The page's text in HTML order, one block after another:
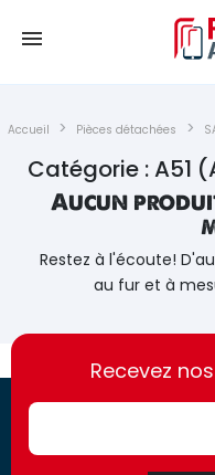
Accueil Pièces détachées
Catégorie : A51
Aucun
Restez à l'écoute!
au fur et à
https://france-
access.fr
https://france-
access.fr
Recevez